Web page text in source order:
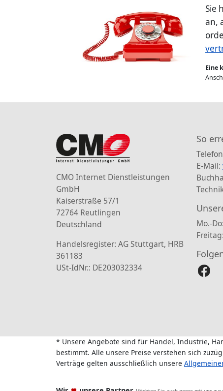
Sie
an,
Eine
CMO Internet Dienstleistungen
GmbH
Kaiserstraße 57/1
72764 Reutlingen
Deutschland
Handelsregister: AG Stuttgart, HRB
361183
USt-IdNr.: DE203032334
So
E-Mail:
Mo.-
* Unsere Angebote sind für Handel, Industrie,
bestimmt. Alle unsere Preise verstehen sich
Verträge gelten ausschließlich unsere